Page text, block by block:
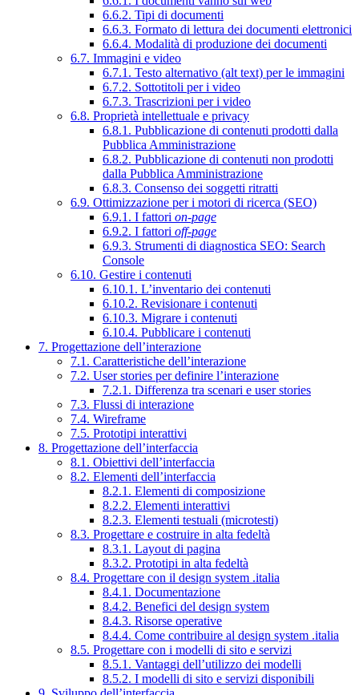
6.6.2. Tipi di documenti
6.6.3. Formato di lettura dei documenti elettronici
6.6.4. Modalità di produzione dei documenti
6.7. Immagini e video
6.7.1. Testo alternativo (alt text) per le immagini
6.7.2. Sottotitoli per i video
6.7.3. Trascrizioni per i video
6.8. Proprietà intellettuale e privacy
6.8.1. Pubblicazione di contenuti prodotti dalla
Pubblica Amministrazione
6.8.2. Pubblicazione di contenuti non prodotti
dalla Pubblica Amministrazione
6.8.3. Consenso dei soggetti ritratti
6.9. Ottimizzazione per i motori di ricerca (SEO)
6.9.1. I fattori on-page
6.9.2. I fattori off-page
6.9.3. Strumenti di diagnostica SEO: Search
Console
6.10. Gestire i contenuti
6.10.1. L’inventario dei contenuti
6.10.2. Revisionare i contenuti
6.10.3. Migrare i contenuti
6.10.4. Pubblicare i contenuti
7. Progettazione dell’interazione
7.1. Caratteristiche dell’interazione
7.2. User stories per definire l’interazione
7.2.1. Differenza tra scenari e user stories
7.3. Flussi di interazione
7.4. Wireframe
7.5. Prototipi interattivi
8. Progettazione dell’interfaccia
8.1. Obiettivi dell’interfaccia
8.2. Elementi dell’interfaccia
8.2.1. Elementi di composizione
8.2.2. Elementi interattivi
8.2.3. Elementi testuali (microtesti)
8.3. Progettare e costruire in alta fedeltà
8.3.1. Layout di pagina
8.3.2. Prototipi in alta fedeltà
8.4. Progettare con il design system .italia
8.4.1. Documentazione
8.4.2. Benefici del design system
8.4.3. Risorse operative
8.4.4. Come contribuire al design system .italia
8.5. Progettare con i modelli di sito e servizi
8.5.1. Vantaggi dell’utilizzo dei modelli
8.5.2. I modelli di sito e servizi disponibili